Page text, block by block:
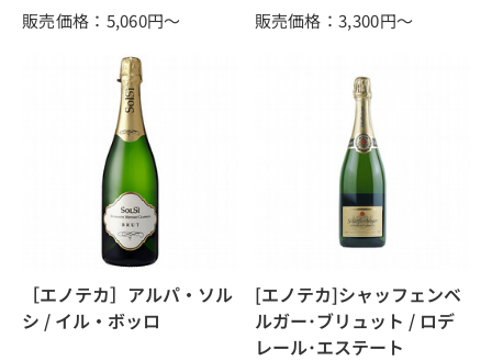
販売価格：5,060円～ 販売価格：3,300円～
［エノテカ］アルパ・ソル
シ / イル・ボッロ
[エノテカ]シャッフェンベ
ルガー･ブリュット / ロデ
レール･エステート